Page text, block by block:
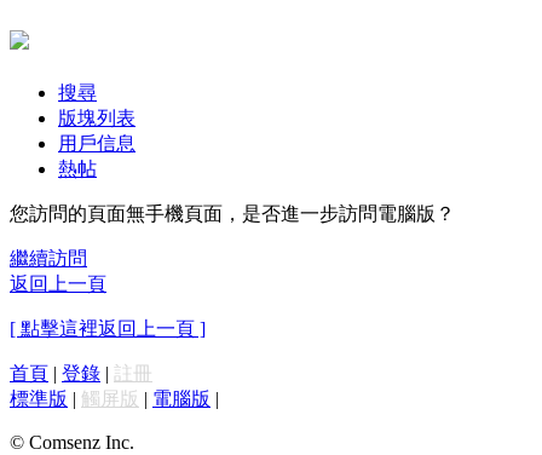
搜尋
版塊列表
用戶信息
熱帖
您訪問的頁面無手機頁面，是否進一步訪問電腦版？
繼續訪問
返回上一頁
[ 點擊這裡返回上一頁 ]
首頁 | 登錄 | 註冊
標準版 | 觸屏版 | 電腦版 |
© Comsenz Inc.